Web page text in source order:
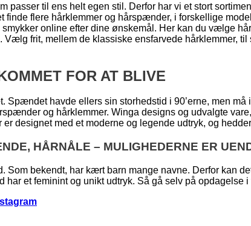
passer til ens helt egen stil. Derfor har vi et stort
flere hårklemmer og hårspænder, i forskellige
online efter dine ønskemål. Her kan du vælge
frit, mellem de klassiske ensfarvede hårklemmer,
FOR AT BLIVE
havde ellers sin storhedstid i 90’erne, men
og hårklemmer. Winga designs og udvalgte
designet med et moderne og legende udtryk, og
HÅRNÅLE – MULIGHEDERNE ER
Som bekendt, har kært barn mange navne. Derfor kan
har et feminint og unikt udtryk. Så gå selv på